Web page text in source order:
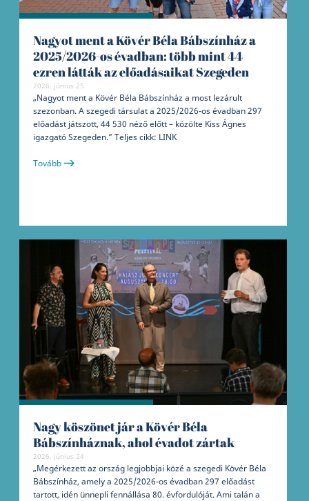
Nagyot ment a Kövér Béla Bábszínház a
2025/2026-os évadban: több mint 44
ezren látták az előadásaikat Szegeden
2026. június 25
„Nagyot ment a Kövér Béla Bábszínház a most lezárult
szezonban. A szegedi társulat a 2025/2026-os évadban 297
előadást játszott, 44 530 néző előtt – közölte Kiss Ágnes
igazgató Szegeden.” Teljes cikk: LINK
Tovább
Nagy köszönet jár a Kövér Béla
Bábszínháznak, ahol évadot zártak
2026. június 24
„Megérkezett az ország legjobbjai közé a szegedi Kövér Béla
Bábszínház, amely a 2025/2026-os évadban 297 előadást
tartott, idén ünnepli fennállása 80. évfordulóját. Ami talán a